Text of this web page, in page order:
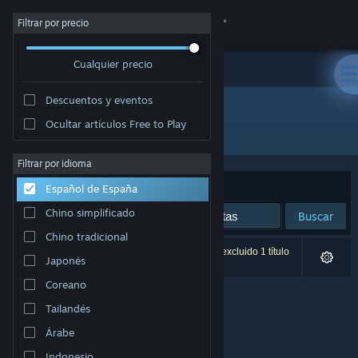
Iniciar sesión
Acerca de
Soporte
Cambiar idioma
Descargar Steam Mobile
Ver versión clásica
Filtrar por precio
Cualquier precio
Descuentos y eventos
Ocultar artículos Free to Play
Filtrar por idioma
Español de España
Chino simplificado
Chino tradicional
Japonés
Coreano
Tailandés
Árabe
Editor: Maxint LLC
Ordenar por Relevancia
Buscar
0 resultados coinciden con la búsqueda. Se ha excluido 1 título
basándose en tus preferencias.